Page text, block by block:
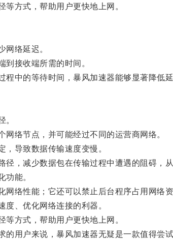
方式，帮助用户更快地上网。
络延迟。
接收端所需的时间。
中的等待时间，暴风加速器能够显著降低延
。
络节点，并可能经过不同的运营商网络。
导致数据传输速度变慢。
，减少数据包在传输过程中遭遇的阻碍，从
能。
络性能；它还可以禁止后台程序占用网络资
、优化网络连接的利器。
方式，帮助用户更快地上网。
用户来说，暴风加速器无疑是一款值得尝试